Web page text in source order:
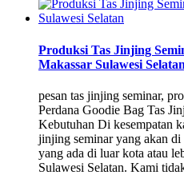
Produksi Tas Jinjing
Makassar Sulawesi Selatan
pesan tas jinjing seminar,
Perdana Goodie Bag Tas
Kebutuhan Di kesempatan
jinjing seminar yang akan
yang ada di luar kota atau
Sulawesi Selatan. Kami